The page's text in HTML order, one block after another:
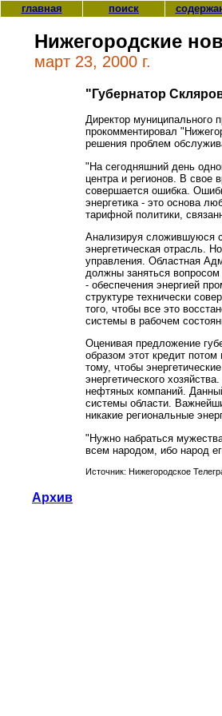
главная поиск
Нижегородские
март 23, 2000 г.
"Губернатор
Директор муниципального
прокомментировал
решения проблем
"На сегодняшний день
центра и регионов. В свое
совершается ошибка.
энергетика - это основа
тарифной политики,
Анализируя сложившуюся
энергетическая отрасль.
управления. Областная
должны заняться
- обеспечения энергией
структуре технически
того, чтобы все это
системы в рабочем
Оценивая предложение
образом этот кредит
тому, чтобы
энергетического
нефтяных компаний.
системы области.
никакие региональные
"Нужно набраться
всем народом, ибо народ
Источник: Нижегородское
Архив